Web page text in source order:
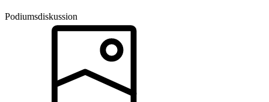
Podiumsdiskussion